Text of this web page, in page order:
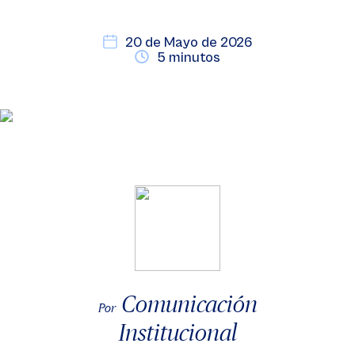
20 de Mayo de 2026
5 minutos
Por Comunicación
Institucional